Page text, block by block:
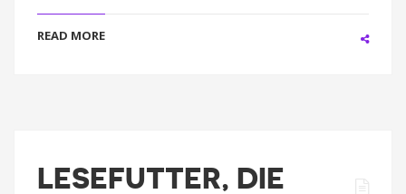
READ MORE
LESEFUTTER, DIE